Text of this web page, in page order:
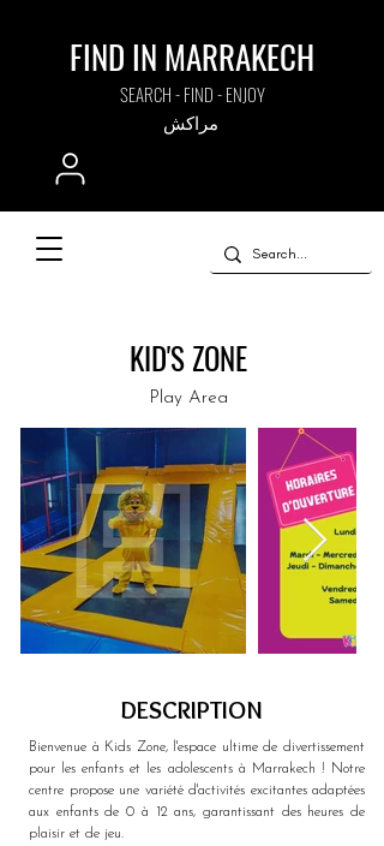
FIND IN MARRAKECH
SEARCH - FIND - ENJOY
مراكش
KID'S ZONE
Play Area
DESCRIPTION
Bienvenue à Kids Zone, l'espace ultime de divertissement
pour les enfants et les adolescents à Marrakech ! Notre
centre propose une variété d'activités excitantes adaptées
aux enfants de 0 à 12 ans, garantissant des heures de
plaisir et de jeu.